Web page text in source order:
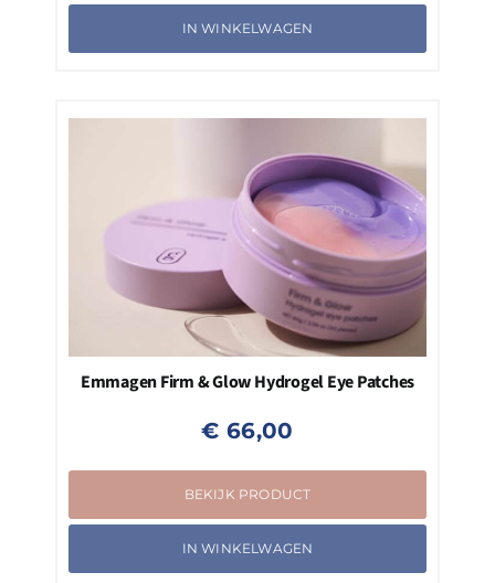
IN WINKELWAGEN
Emmagen Firm & Glow Hydrogel Eye Patches
€ 66,00
BEKIJK PRODUCT
IN WINKELWAGEN